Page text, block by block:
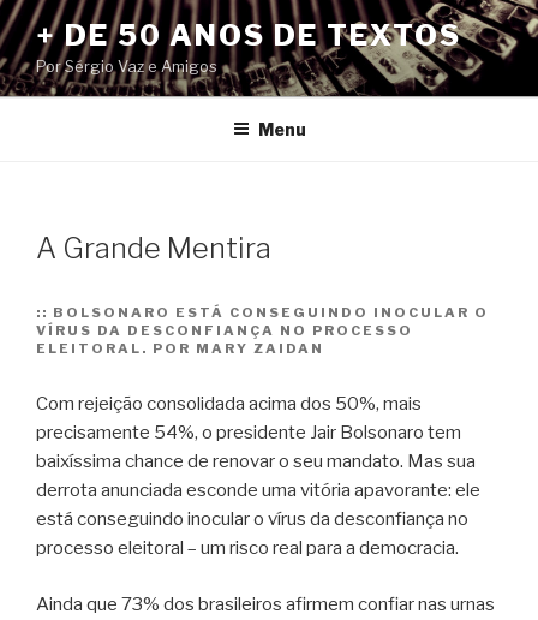
Pular
para
o
conteúdo
+ DE 50 ANOS DE TEXTOS
Por Sérgio Vaz e Amigos
Menu
A Grande Mentira
:: BOLSONARO ESTÁ CONSEGUINDO INOCULAR O
VÍRUS DA DESCONFIANÇA NO PROCESSO
ELEITORAL. POR MARY ZAIDAN
Com rejeição consolidada acima dos 50%, mais
precisamente 54%, o presidente Jair Bolsonaro tem
baixíssima chance de renovar o seu mandato. Mas sua
derrota anunciada esconde uma vitória apavorante: ele
está conseguindo inocular o vírus da desconfiança no
processo eleitoral – um risco real para a democracia.
Ainda que 73% dos brasileiros afirmem confiar nas urnas